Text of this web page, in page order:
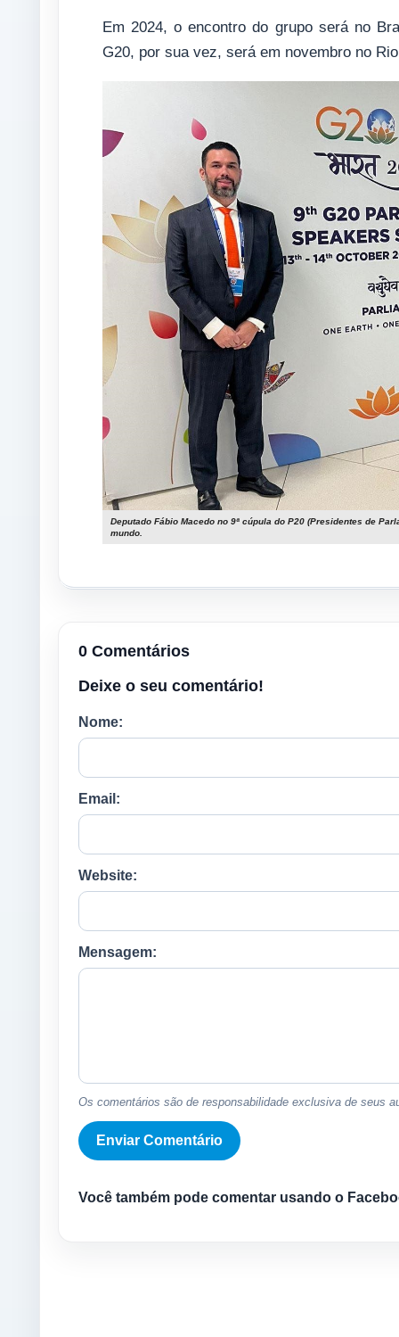
Em 2024, o encontro do grupo será no
G20, por sua vez, será em novembro no
Deputado Fábio Macedo no 9ª cúpula do P20 (Presidentes de
mundo.
0 Comentários
Deixe o seu comentário!
Nome:
Email:
Website:
Mensagem:
Os comentários são de responsabilidade exclusiva de seus
Você também pode comentar usando o